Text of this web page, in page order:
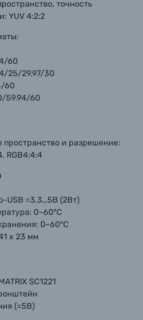
точность
YUV 4:2:2
60
25/29.97/30
60
59.94/60
пространство и разрешение:
RGB4:4:4
USB =3.3…5В (2Вт)
0~60°С
0~60°С
х 23 мм
SC1221
(=5В)